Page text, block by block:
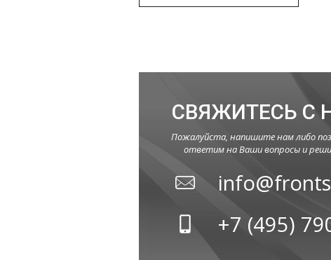
СВЯЖИТЕСЬ С
Пожалуйста, напишите нам либо
ответим на Ваши вопросы и
+7 (495)